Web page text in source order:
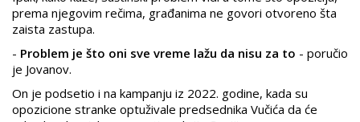
prema njegovim rečima, građanima ne govori otvoreno šta
zaista zastupa.
- Problem je što oni sve vreme lažu da nisu za to - poručio
je Jovanov.
On je podsetio i na kampanju iz 2022. godine, kada su
opozicione stranke optuživale predsednika Vučića da će